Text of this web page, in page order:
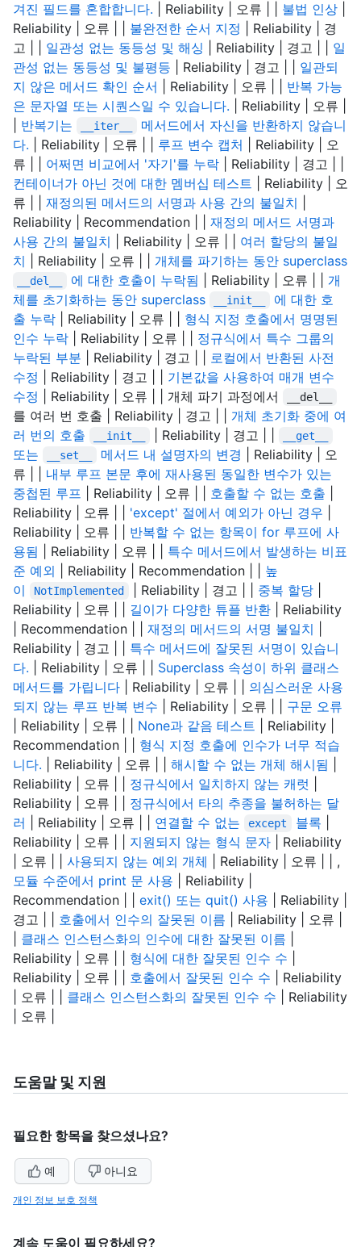
겨진 필드를 혼합합니다. | Reliability | 오류 | | 불법 인상
Reliability | 오류 | | 불완전한 순서 지정 | Reliability | 경
고 | | 일관성 없는 동등성 및 해싱 | Reliability | 경고 | | 일
관성 없는 동등성 및 불평등 | Reliability | 경고 | | 일관되
지 않은 메서드 확인 순서 | Reliability | 오류 | | 반복 가능
은 문자열 또는 시퀀스일 수 있습니다. | Reliability | 오류 |
반복기는 __iter__
메서드에서 자신을 반환하지 않습니
다. | Reliability | 오류 | | 루프 변수 캡처 | Reliability | 오
류 | | 어쩌면 비교에서 '자기'를 누락 | Reliability | 경고 | |
컨테이너가 아닌 것에 대한 멤버십 테스트 | Reliability | 오
류 | | 재정의된 메서드의 서명과 사용 간의 불일치
Reliability | Recommendation | | 재정의 메서드 서명과
사용 간의 불일치 | Reliability | 오류 | | 여러 할당의 불일
치 | Reliability | 오류 | | 개체를 파기하는 동안 superclass
__del__ 에 대한 호출이 누락됨 | Reliability | 오류 | | 개
체를 초기화하는 동안 superclass
__init__
에 대한 호
출 누락 | Reliability | 오류 | | 형식 지정 호출에서 명명된
인수 누락 | Reliability | 오류 | | 정규식에서 특수 그룹의
누락된 부분 | Reliability | 경고 | | 로컬에서 반환된 사전
수정 | Reliability | 경고 | | 기본값을 사용하여 매개 변수
수정 | Reliability | 오류 | | 개체 파기 과정에서 __del__
를 여러 번 호출 | Reliability | 경고 | | 개체 초기화 중에 여
러 번의 호출
__init__ | Reliability | 경고 | | __get__
또는 __set__ 메서드 내 설명자의 변경 | Reliability | 오
류 | | 내부 루프 본문 후에 재사용된 동일한 변수가 있는
중첩된 루프 | Reliability | 오류 | | 호출할 수 없는 호출
Reliability | 오류 | | 'except' 절에서 예외가 아닌 경우
Reliability | 오류 | | 반복할 수 없는 항목이 for 루프에 사
용됨 | Reliability | 오류 | | 특수 메서드에서 발생하는 비표
준 예외 | Reliability | Recommendation | | 높
이
NotImplemented | Reliability | 경고 | | 중복 할당|
Reliability | 오류 | | 길이가 다양한 튜플 반환 | Reliability
| Recommendation | | 재정의 메서드의 서명 불일치
Reliability | 경고 | | 특수 메서드에 잘못된 서명이 있습니
다. | Reliability | 오류 | | Superclass 속성이 하위 클래스
메서드를 가립니다 | Reliability | 오류 | | 의심스러운 사용
되지 않는 루프 반복 변수 | Reliability | 오류 | | 구문 오류
| Reliability | 오류 | | None과 같음 테스트 | Reliability |
Recommendation | | 형식 지정 호출에 인수가 너무 적습
니다. | Reliability | 오류 | | 해시할 수 없는 개체 해시됨
Reliability | 오류 | | 정규식에서 일치하지 않는 캐럿
Reliability | 오류 | | 정규식에서 타의 추종을 불허하는 달
러 | Reliability | 오류 | | 연결할 수 없는 except 블록
Reliability | 오류 | | 지원되지 않는 형식 문자 | Reliability
| 오류 | | 사용되지 않는 예외 개체 | Reliability | 오류 | | ,
모듈 수준에서 print 문 사용 | Reliability |
Recommendation | | exit() 또는 quit() 사용 | Reliability |
경고 | | 호출에서 인수의 잘못된 이름 | Reliability | 오류 |
클래스 인스턴스화의 인수에 대한 잘못된 이름
Reliability | 오류 | | 형식에 대한 잘못된 인수 수
Reliability | 오류 | | 호출에서 잘못된 인수 수 | Reliability
| 오류 | | 클래스 인스턴스화의 잘못된 인수 수 | Reliability
| 오류 |
도움말 및 지원
필요한 항목을 찾으셨나요?
예 아니요
개인 정보 보호 정책
계속 도움이 필요하세요?